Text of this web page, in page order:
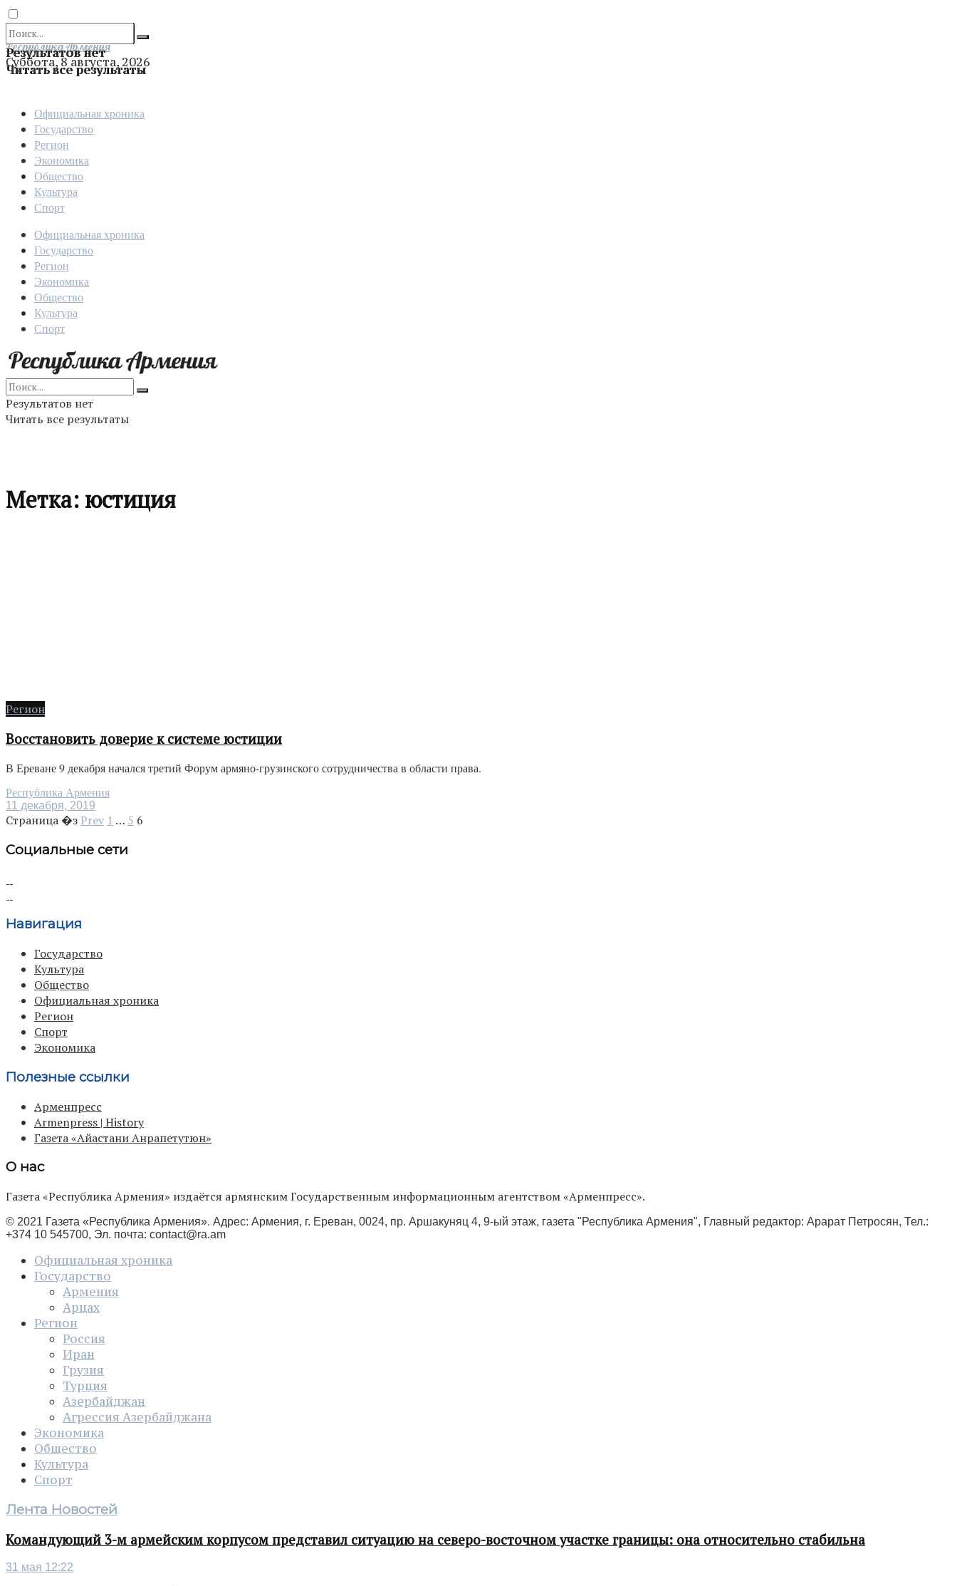
Результатов нет
Читать все результаты
Отправить
Республика Армения
Суббота, 8 августа, 2026
Официальная хроника
Государство
Регион
Экономика
Общество
Культура
Спорт
Официальная хроника
Государство
Регион
Экономика
Общество
Культура
Спорт
Результатов нет
Читать все результаты
Метка: юстиция
Регион
Восстановить доверие к системе юстиции
В Ереване 9 декабря начался третий Форум армяно-грузинского сотрудничества в области права.
Республика Армения
11 декабря, 2019
Страница �з Prev 1 … 5 6
Социальные сети
Навигация
Государство
Культура
Общество
Официальная хроника
Регион
Спорт
Экономика
Полезные ссылки
Арменпресс
Armenpress | History
Газета «Айастани Анрапетутюн»
О нас
Газета «Республика Армения» издаётся армянским Государственным информационным агентством «Арменпресс».
© 2021 Газета «Республика Армения». Адрес: Армения, г. Ереван, 0024, пр. Аршакуняц 4, 9-ый этаж, газета "Республика Армения", Главный редактор: Арарат Петросян, Тел.:
+374 10 545700, Эл. почта: contact@ra.am
Официальная хроника
Государство
Армения
Арцах
Регион
Россия
Иран
Грузия
Турция
Азербайджан
Агрессия Азербайджана
Экономика
Общество
Культура
Спорт
Лента Новостей
Командующий 3-м армейским корпусом представил ситуацию на северо-восточном участке границы: она относительно стабильна
31 мая 12:22